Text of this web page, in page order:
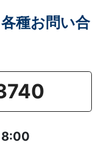
種お問い合